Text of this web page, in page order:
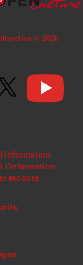
© 2026
l'information
recours